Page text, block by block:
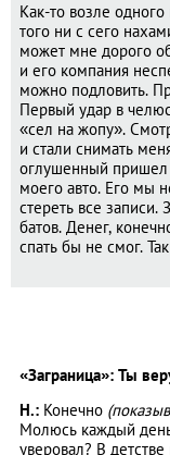
Как-то возле
того ни с сего
может мне дорого
и его компания
можно подловить.
Первый удар в
«сел на жопу».
и стали снимать
оглушенный пришел
моего авто. Его мы
стереть все
батов. Денег,
спать бы не смог.
«Заграница»: Ты
Н.: Конечно
Молюсь каждый
уверовал? В